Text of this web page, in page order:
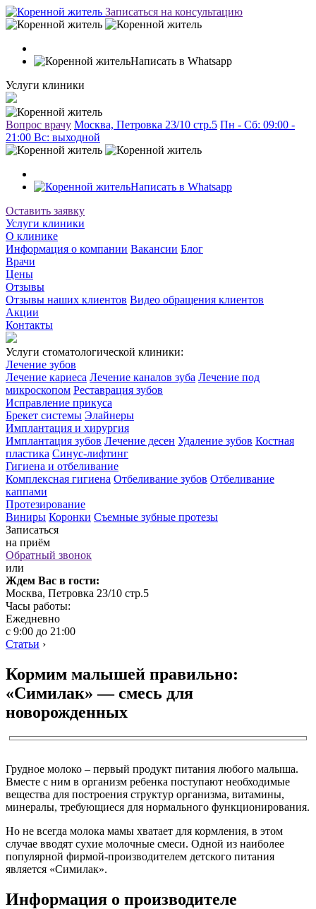
Записаться на консультацию
Написать в Whatsapp
Услуги клиники
Вопрос врачу Москва, Петровка 23/10 стр.5 Пн - Сб: 09:00 -
21:00 Вc: выходной
Написать в Whatsapp
Оставить заявку
Услуги клиники
О клинике
Информация о компании Вакансии Блог
Врачи
Цены
Отзывы
Отзывы наших клиентов Видео обращения клиентов
Акции
Контакты
Услуги стоматологической клиники:
Лечение зубов
Лечение кариеса Лечение каналов зуба Лечение под
микроскопом Реставрация зубов
Исправление прикуса
Брекет системы Элайнеры
Имплантация и хирургия
Имплантация зубов Лечение десен Удаление зубов Костная
пластика Синус-лифтинг
Гигиена и отбеливание
Комплексная гигиена Отбеливание зубов Отбеливание
каппами
Протезирование
Виниры Коронки Съемные зубные протезы
Записаться
на приём
Обратный звонок
или
Ждем Вас в гости:
Москва, Петровка 23/10 стр.5
Часы работы:
Ежедневно
с 9:00 до 21:00
Статьи ›
Кормим малышей правильно:
«Симилак» — смесь для
новорожденных
Грудное молоко – первый продукт питания любого малыша.
Вместе с ним в организм ребенка поступают необходимые
вещества для построения структур организма, витамины,
минералы, требующиеся для нормального функционирования.
Но не всегда молока мамы хватает для кормления, в этом
случае вводят сухие молочные смеси. Одной из наиболее
популярной фирмой-производителем детского питания
является «Симилак».
Информация о производителе